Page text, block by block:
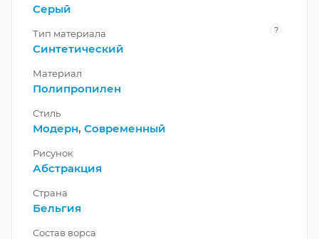
Серый
Тип материала ?
Синтетический
Материал
Полипропилен
Стиль
Модерн, Современный
Рисунок
Абстракция
Страна
Бельгия
Состав ворса